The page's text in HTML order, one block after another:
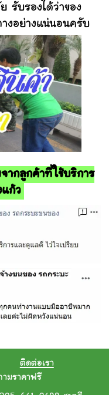
รับรองได้ว่าของ
งอย่างแน่นอนครับ
ากลูกค้าที่ใช้บริการ
แก้ว
ติดต่อเรา
มราคาฟรี